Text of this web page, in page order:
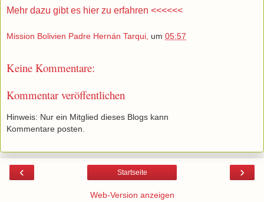
Mehr dazu gibt es hier zu erfahren <<<<<<
Mission Bolivien Padre Hernán Tarqui, um 05:57
Keine Kommentare:
Kommentar veröffentlichen
Hinweis: Nur ein Mitglied dieses Blogs kann
Kommentare posten.
‹ ›
Startseite
Web-Version anzeigen